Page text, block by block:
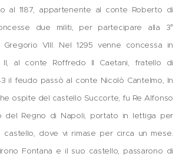
al 1187, appartenente al conte Roberto di
due militi, per partecipare alla 3°
VIII. Nel 1295 venne concessa in
al conte Roffredo II Caetani, fratello di
il feudo passò al conte Nicolò Cantelmo, In
ospite del castello Succorte, fu Re Alfonso
del Regno di Napoli, portato in lettiga per
castello, dove vi rimase per circa un mese.
Fontana e il suo castello, passarono di